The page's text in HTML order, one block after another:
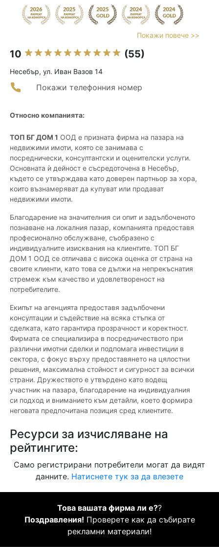
Покажи повече >>
10 (55)
Несебър, ул. Иван Вазов 14
Покажи телефонния номер
Относно компанията:
ТОП БГ ДОМ 1 ООД е призната фирма на пазара на
недвижими имоти, която се занимава с
посреднически, консултантски и оценителски услуги.
Основната ѝ дейност е съсредоточена в Несебър,
където се утвърждава като доверен партньор за хора,
които възнамеряват да купуват или продават
недвижими имоти.
Благодарение на значителния си опит и задълбоченото
познаване на локалния пазар, компанията предоставя
професионално обслужване, съобразено с
индивидуалните изисквания на клиентите. ТОП БГ
ДОМ 1 ООД се отличава с висока оценка от страна на
своите клиенти, като това се дължи на непрекъснатия
стремеж към качество и удовлетвореност на
потребителите.
Екипът на агенцията предоставя задълбочени
консултации и съдействие на всяка стъпка от
сделката, като гарантира прозрачност и коректност.
Фирмата се специализира в посредничеството при
различни имотни сделки и подпомага инвестиции в
сектора, с фокус върху предоставянето на цялостни
решения, максимална стойност и сигурност за всички
страни. Дружеството е утвърдено като водещ
участник на пазара, благодарение на индивидуалния
си подход и вниманието към детайли, което формира
неговата предпочитана позиция сред клиентите.
Ресурси за изчисляване на
рейтингите:
Само регистрирани потребители могат да видят
данните. Натиснете тук за да влезете
Това вашата фирма ли е??
Поздравления! Проверете как да събирате
рекламни материали!